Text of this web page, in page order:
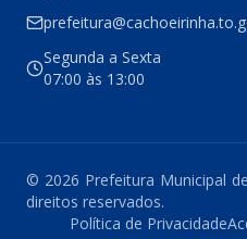
Segunda a Sexta
07:00 às 13:00
© 2026 Prefeitura Municipal
direitos reservados.
Política de Privacidade